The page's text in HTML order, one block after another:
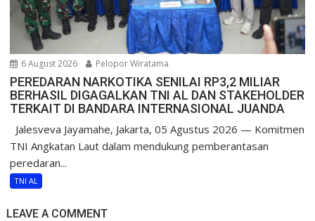
6 August 2026 Pelopor Wiratama
PEREDARAN NARKOTIKA SENILAI RP3,2 MILIAR
BERHASIL DIGAGALKAN TNI AL DAN STAKEHOLDER
TERKAIT DI BANDARA INTERNASIONAL JUANDA
Jalesveva Jayamahe, Jakarta, 05 Agustus 2026 — Komitmen
TNI Angkatan Laut dalam mendukung pemberantasan
peredaran...
TNI AL
LEAVE A COMMENT